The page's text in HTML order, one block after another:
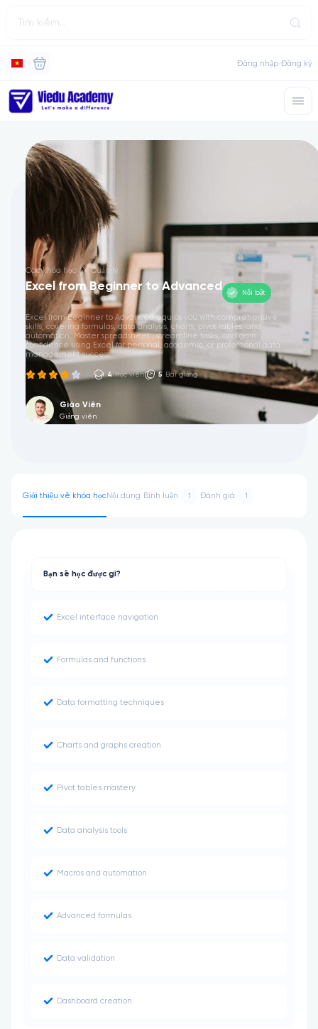
Đăng nhập Đăng ký
Các khóa học Quản lý
Excel from Beginner to Advanced Nổi bật
Excel from Beginner to Advanced equips you with comprehensive
skills, covering formulas, data analysis, charts, pivot tables, and
automation. Master spreadsheet , streamline tasks, and gain
confidence using Excel for personal, academic, or professional data
management success.
(1) 4 Học viên 5 Bài giảng
Giáo Viên
Giảng viên
Giới thiệu về khóa họcNội dung Bình luận 1 Đánh giá 1
Bạn sẽ học được gì?
Excel interface navigation
Formulas and functions
Data formatting techniques
Charts and graphs creation
Pivot tables mastery
Data analysis tools
Macros and automation
Advanced formulas
Data validation
Dashboard creation